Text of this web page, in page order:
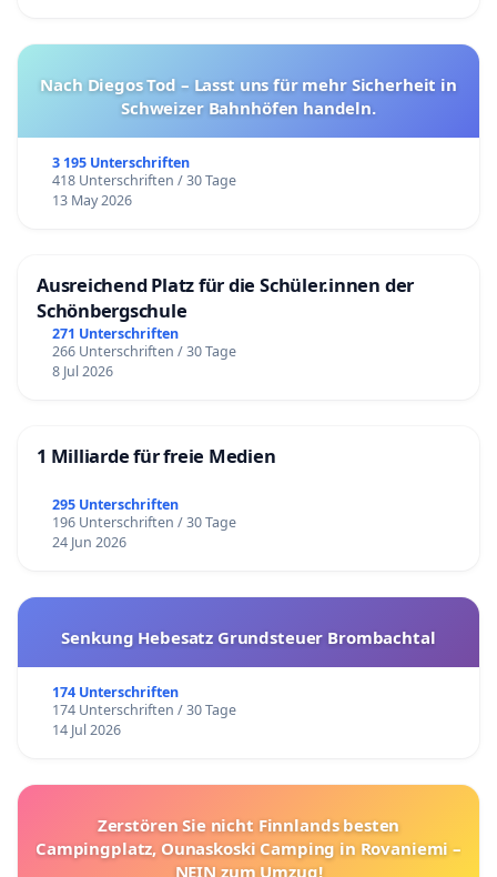
Nach Diegos Tod – Lasst uns für mehr Sicherheit in
Schweizer Bahnhöfen handeln.
3 195 Unterschriften
418 Unterschriften / 30 Tage
13 May 2026
Ausreichend Platz für die Schüler.innen der
Schönbergschule
271 Unterschriften
266 Unterschriften / 30 Tage
8 Jul 2026
1 Milliarde für freie Medien
295 Unterschriften
196 Unterschriften / 30 Tage
24 Jun 2026
Senkung Hebesatz Grundsteuer Brombachtal
174 Unterschriften
174 Unterschriften / 30 Tage
14 Jul 2026
Zerstören Sie nicht Finnlands besten
Campingplatz, Ounaskoski Camping in Rovaniemi –
NEIN zum Umzug!